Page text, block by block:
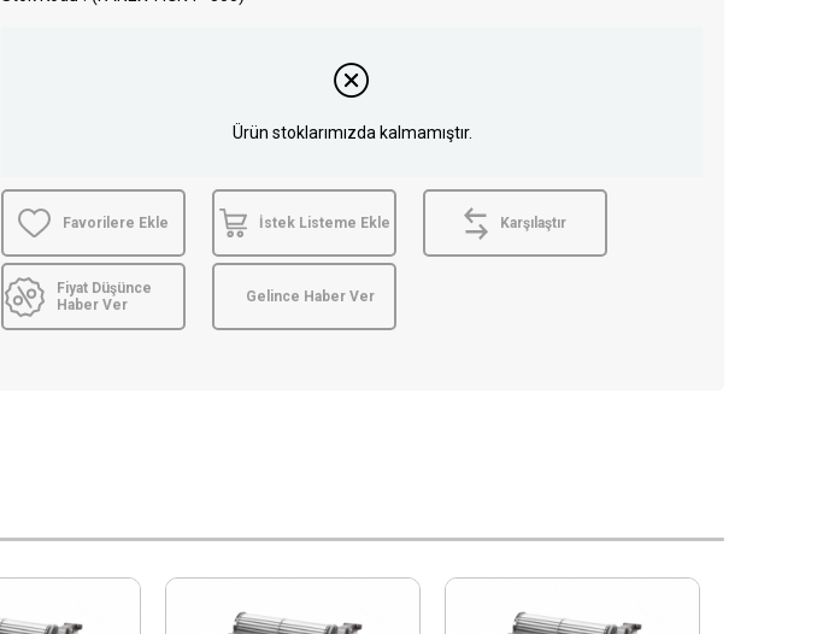
Ürün stoklarımızda kalmamıştır.
Favorilere Ekle İstek Listeme Ekle Karşılaştır
Fiyat Düşünce
Haber Ver
Gelince Haber Ver